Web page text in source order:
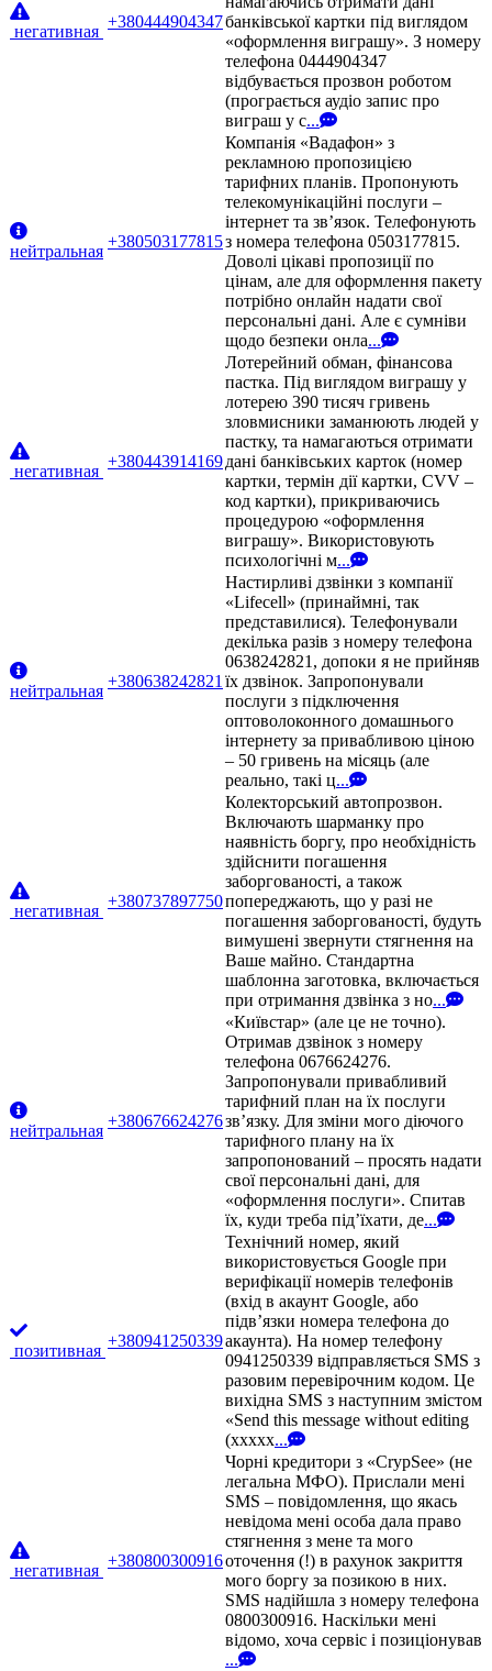
негативная
+380444904347банківської картки під виглядом
«оформлення виграшу». З номеру
телефона 0444904347
відбувається прозвон роботом
(програється аудіо запис про
виграш у с...
нейтральная
+380503177815
Компанія «Вадафон» з
рекламною пропозицією
тарифних планів. Пропонують
телекомунікаційні послуги –
інтернет та зв’язок. Телефонують
з номера телефона 0503177815.
Доволі цікаві пропозиції по
цінам, але для оформлення пакету
потрібно онлайн надати свої
персональні дані. Але є сумніви
щодо безпеки онла...
негативная
+380443914169
Лотерейний обман, фінансова
пастка. Під виглядом виграшу у
лотерею 390 тисяч гривень
зловмисники заманюють людей у
пастку, та намагаються отримати
дані банківських карток (номер
картки, термін дії картки, CVV –
код картки), прикриваючись
процедурою «оформлення
виграшу». Використовують
психологічні м...
нейтральная
+380638242821
Настирливі дзвінки з компанії
«Lifecell» (принаймні, так
представилися). Телефонували
декілька разів з номеру телефона
0638242821, допоки я не прийняв
їх дзвінок. Запропонували
послуги з підключення
оптоволоконного домашнього
інтернету за привабливою ціною
– 50 гривень на місяць (але
реально, такі ц...
негативная
+380737897750
Колекторський автопрозвон.
Включають шарманку про
наявність боргу, про необхідність
здійснити погашення
заборгованості, а також
попереджають, що у разі не
погашення заборгованості, будуть
вимушені звернути стягнення на
Ваше майно. Стандартна
шаблонна заготовка, включається
при отримання дзвінка з но...
нейтральная
+380676624276
«Київстар» (але це не точно).
Отримав дзвінок з номеру
телефона 0676624276.
Запропонували привабливий
тарифний план на їх послуги
зв’язку. Для зміни мого діючого
тарифного плану на їх
запропонований – просять надати
свої персональні дані, для
«оформлення послуги». Спитав
їх, куди треба під’їхати, де...
позитивная
+380941250339
Технічний номер, який
використовується Google при
верифікації номерів телефонів
(вхід в акаунт Google, або
підв’язки номера телефона до
акаунта). На номер телефону
0941250339 відправляється SMS з
разовим перевірочним кодом. Це
вихідна SMS з наступним змістом
«Send this message without editing
(xxxxx...
негативная
+380800300916
Чорні кредитори з «CrypSee» (не
легальна МФО). Прислали мені
SMS – повідомлення, що якась
невідома мені особа дала право
стягнення з мене та мого
оточення (!) в рахунок закриття
мого боргу за позикою в них.
SMS надійшла з номеру телефона
0800300916. Наскільки мені
відомо, хоча сервіс і позиціонував
...